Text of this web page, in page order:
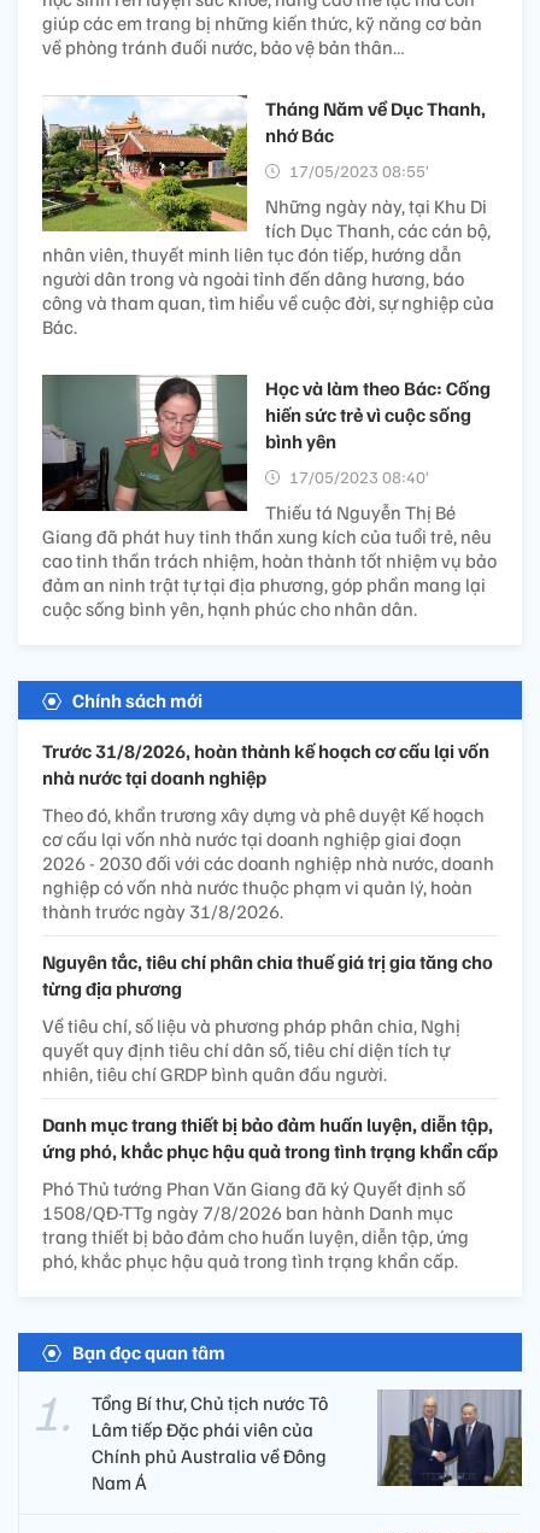
giúp các em trang bị những kiến thức, kỹ năng cơ bản
về phòng tránh đuối nước, bảo vệ bản thân…
Tháng Năm về Dục Thanh,
nhớ Bác
17/05/2023 08:55’
Những ngày này, tại Khu Di
tích Dục Thanh, các cán bộ,
nhân viên, thuyết minh liên tục đón tiếp, hướng dẫn
người dân trong và ngoài tỉnh đến dâng hương, báo
công và tham quan, tìm hiểu về cuộc đời, sự nghiệp của
Bác.
Học và làm theo Bác: Cống
hiến sức trẻ vì cuộc sống
bình yên
17/05/2023 08:40’
Thiếu tá Nguyễn Thị Bé
Giang đã phát huy tinh thần xung kích của tuổi trẻ, nêu
cao tinh thần trách nhiệm, hoàn thành tốt nhiệm vụ bảo
đảm an ninh trật tự tại địa phương, góp phần mang lại
cuộc sống bình yên, hạnh phúc cho nhân dân.
Chính sách mới
Trước 31/8/2026, hoàn thành kế hoạch cơ cấu lại vốn
nhà nước tại doanh nghiệp
Theo đó, khẩn trương xây dựng và phê duyệt Kế hoạch
cơ cấu lại vốn nhà nước tại doanh nghiệp giai đoạn
2026 - 2030 đối với các doanh nghiệp nhà nước, doanh
nghiệp có vốn nhà nước thuộc phạm vi quản lý, hoàn
thành trước ngày 31/8/2026.
Nguyên tắc, tiêu chí phân chia thuế giá trị gia tăng cho
từng địa phương
Về tiêu chí, số liệu và phương pháp phân chia, Nghị
quyết quy định tiêu chí dân số, tiêu chí diện tích tự
nhiên, tiêu chí GRDP bình quân đầu người.
Danh mục trang thiết bị bảo đảm huấn luyện, diễn tập,
ứng phó, khắc phục hậu quả trong tình trạng khẩn cấp
Phó Thủ tướng Phan Văn Giang đã ký Quyết định số
1508/QĐ-TTg ngày 7/8/2026 ban hành Danh mục
trang thiết bị bảo đảm cho huấn luyện, diễn tập, ứng
phó, khắc phục hậu quả trong tình trạng khẩn cấp.
Bạn đọc quan tâm
Tổng Bí thư, Chủ tịch nước Tô
Lâm tiếp Đặc phái viên của
Chính phủ Australia về Đông
Nam Á